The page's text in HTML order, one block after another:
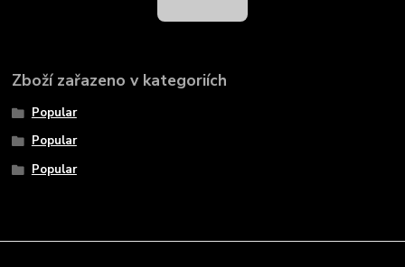
Zboží zařazeno v kategoriích
Popular
Popular
Popular